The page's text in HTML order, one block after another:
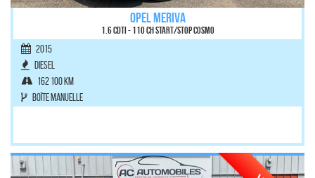
OPEL MERIVA
1.6 CDTI - 110 ch Start/Stop Cosmo
2015
Diesel
162 100 km
Boîte manuelle